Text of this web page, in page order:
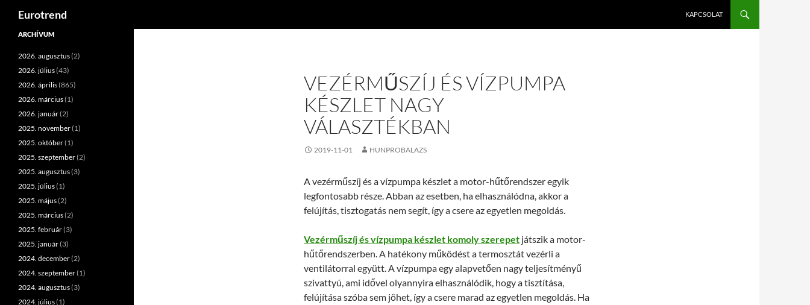
Kilépés
Eurotrend KAPCSOLAT
VEZÉRMŰSZÍJ ÉS VÍZPUMPA
KÉSZLET NAGY
VÁLASZTÉKBAN
2019-11-01 HUNPROBALAZS
A vezérműszíj és a vízpumpa készlet a motor-hűtőrendszer egyik
legfontosabb része. Abban az esetben, ha elhasználódna, akkor a
felújítás, tisztogatás nem segít, így a csere az egyetlen megoldás.
Vezérműszíj és vízpumpa készlet komoly szerepet játszik a motor-
hűtőrendszerben. A hatékony működést a termosztát vezérli a
ventilátorral együtt. A vízpumpa egy alapvetően nagy teljesítményű
szivattyú, ami idővel olyannyira elhasználódik, hogy a tisztítása,
felújítása szóba sem jöhet, így a csere marad az egyetlen megoldás. Ha
ARCHÍVUM
2026. augusztus(2)
2026. július(43)
2026. április(865)
2026. március(1)
2026. január(2)
2025. november(1)
2025. október(1)
2025. szeptember(2)
2025. augusztus(3)
2025. július(1)
2025. május(2)
2025. március(2)
2025. február(3)
2025. január(3)
2024. december(2)
2024. szeptember(1)
2024. augusztus(3)
2024. július(1)